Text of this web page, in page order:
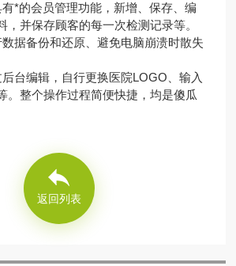
的会员管理功能，新增、保存、编
，并保存顾客的每一次检测记录等。
备份和还原、避免电脑崩溃时散失
编辑，自行更换医院LOGO、输入
。整个操作过程简便快捷，均是傻瓜
返回列表